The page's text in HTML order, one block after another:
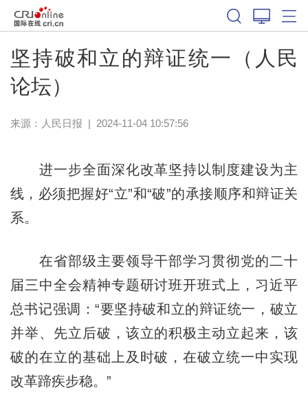
坚持破和立的辩证统一（人民
论坛）
来源： 人民日报 | 2024-11-04 10:57:56
进一步全面深化改革坚持以制度建设为主
线，必须把握好“立”和“破”的承接顺序和辩证关
系。
在省部级主要领导干部学习贯彻党的二十
届三中全会精神专题研讨班开班式上，习近平
总书记强调：“要坚持破和立的辩证统一，破立
并举、先立后破，该立的积极主动立起来，该
破的在立的基础上及时破，在破立统一中实现
改革蹄疾步稳。”